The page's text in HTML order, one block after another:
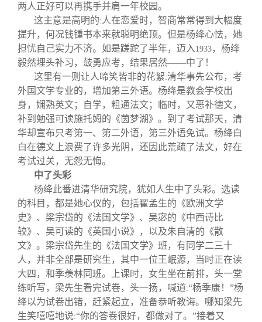
两人正好可以再携手并肩一年校园。
这主意是高明的: 人在恋爱时，智商常常得到大幅度
提升，何况钱锺书本来就聪明绝顶。但是杨绛心怯，她
担忧自己实力不济。如是蹉跎了半年，迈入 1933 ，杨绛
毅然埋头补习，鼓勇应考，结果居然——中了！
这里有一则让人啼笑皆非的花絮:清华事先公布，考
外国文学专业的，增加第三外语。杨绛是教会学校出
身，娴熟英文；自学，粗通法文；临时，又恶补德文，
补到勉强可读施托姆的《茵梦湖》。到了考试那天，清
华却宣布只考第一、第二外语，第三外语免试。杨绛白
白在德文上浪费了许多光阴，还因此荒疏了法文，好在
考试过关，无怨无悔。
中了头彩
杨绛此番进清华研究院，犹如人生中了头彩。选读
的科目，都是她心仪的，包括翟孟生的《欧洲文学
史》、梁宗岱的《法国文学》、吴宓的《中西诗比
较》、吴可读的《英国小说》，以及朱自清的《散
文》。梁宗岱先生的《法国文学》班，有同学二三十
人，并非全部是研究生，其中一位王岷源，当时正在读
大四，和季羡林同班。上课时，女生坐在前排，头一堂
练听写，梁先生看完试卷，头一扬，喊道:“杨季康！”杨
绛以为试卷出错，赶紧起立，准备恭听教诲。哪知梁先
生笑嘻嘻地说:“你的答卷很好，都做对了。”接着又